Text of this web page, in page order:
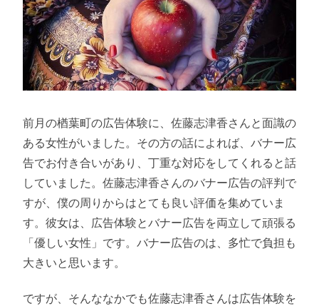
前月の楢葉町の広告体験に、佐藤志津香さんと面識の
ある女性がいました。その方の話によれば、バナー広
告でお付き合いがあり、丁重な対応をしてくれると話
していました。佐藤志津香さんのバナー広告の評判で
すが、僕の周りからはとても良い評価を集めていま
す。彼女は、広告体験とバナー広告を両立して頑張る
「優しい女性」です。バナー広告のは、多忙で負担も
大きいと思います。
ですが、そんななかでも佐藤志津香さんは広告体験を